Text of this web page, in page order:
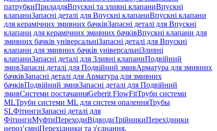
патрубкиПриладдяВпускні та зливні клапаниВпускні
клапаниЗапасні деталі для Впускні клапаниВпускні клапани
для керамічних змивних бачківЗапасні деталі для Впускні
клапани для керамічних змивних бачківВпускні клапани для
змивних бачків універсальніЗапасні деталі для Впускні
клапани для змивних бачків універсальніЗливні
клапаниЗапасні деталі для Зливні клапаниПодвійний
змивЗапасні деталі для Подвійний змивАрматура для змивних
бачкiвЗапасні деталі для Арматура для змивних
бачкiвПодвійний змивЗапасні деталі для Подвійний
змивСистеми постачанняGeberit FlowFitТруби системи
MLТруби системи ML для систем опаленняТрубы
SLФітингиЗапасні деталі для
ФітингиМуфтиПереходиВідводиТрійникиПерехідники
нероз’ємніПерехідники та з'єднання,